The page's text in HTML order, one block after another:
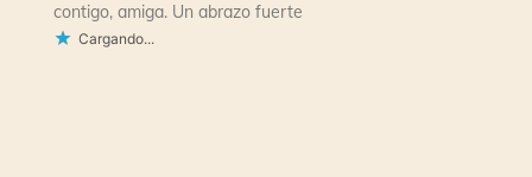
contigo, amiga. Un abrazo fuerte
Cargando...